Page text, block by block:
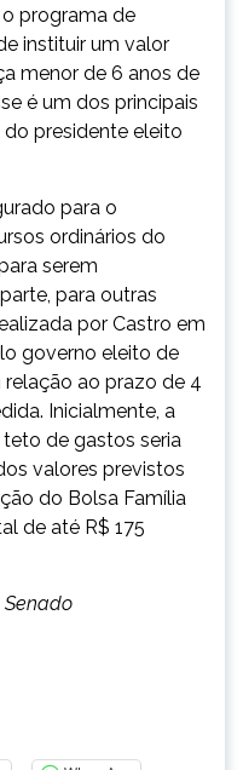
programa de
instituir um valor
menor de 6 anos de
é um dos principais
presidente eleito
para o
ordinários do
serem
para outras
por Castro em
governo eleito de
relação ao prazo de 4
Inicialmente, a
de gastos seria
valores previstos
do Bolsa Família
de até R$ 175
Senado